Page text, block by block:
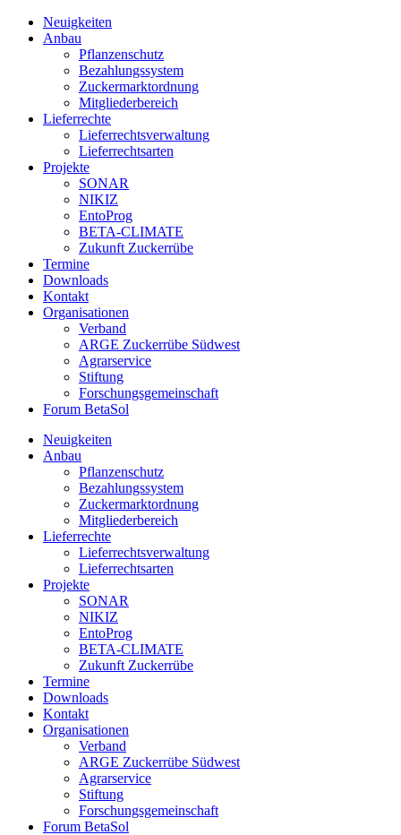
Neuigkeiten
Anbau
Pflanzenschutz
Bezahlungssystem
Zuckermarktordnung
Mitgliederbereich
Lieferrechte
Lieferrechtsverwaltung
Lieferrechtsarten
Projekte
SONAR
NIKIZ
EntoProg
BETA-CLIMATE
Zukunft Zuckerrübe
Termine
Downloads
Kontakt
Organisationen
Verband
ARGE Zuckerrübe Südwest
Agrarservice
Stiftung
Forschungsgemeinschaft
Forum BetaSol
Neuigkeiten
Anbau
Pflanzenschutz
Bezahlungssystem
Zuckermarktordnung
Mitgliederbereich
Lieferrechte
Lieferrechtsverwaltung
Lieferrechtsarten
Projekte
SONAR
NIKIZ
EntoProg
BETA-CLIMATE
Zukunft Zuckerrübe
Termine
Downloads
Kontakt
Organisationen
Verband
ARGE Zuckerrübe Südwest
Agrarservice
Stiftung
Forschungsgemeinschaft
Forum BetaSol